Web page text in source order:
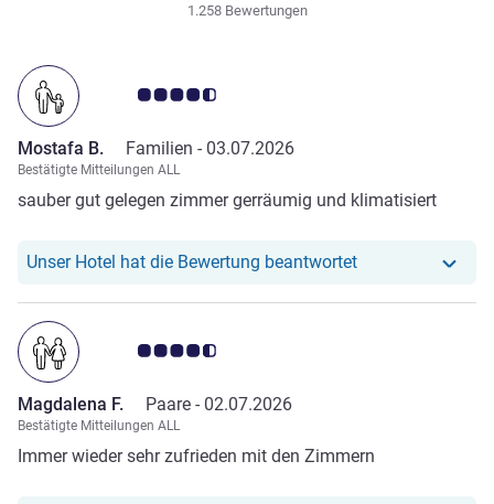
1.258 Bewertungen
Note Kundenmeinungen 4.5/5
Mostafa B. Familien - 03.07.2026
Bestätigte Mitteilungen ALL
sauber gut gelegen zimmer gerräumig und klimatisiert
Unser Hotel hat die Bewertung beantwortetUnser Hotel hat
Note Kundenmeinungen 4.5/5
Magdalena F. Paare - 02.07.2026
Bestätigte Mitteilungen ALL
Immer wieder sehr zufrieden mit den Zimmern